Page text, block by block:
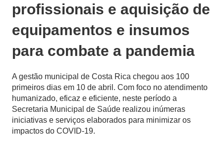
profissionais e aquisição de
equipamentos e insumos
para combate a pandemia
A gestão municipal de Costa Rica chegou aos 100
primeiros dias em 10 de abril. Com foco no atendimento
humanizado, eficaz e eficiente, neste período a
Secretaria Municipal de Saúde realizou inúmeras
iniciativas e serviços elaborados para minimizar os
impactos do COVID-19.